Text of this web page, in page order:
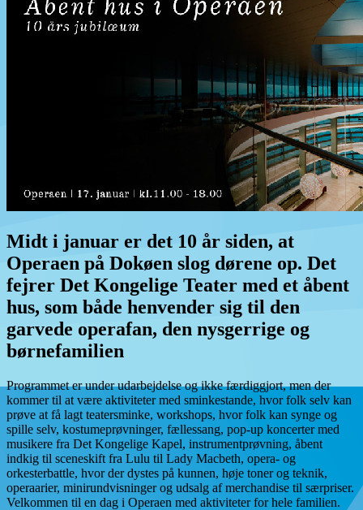
Midt i januar er det 10 år siden, at
Operaen på Dokøen slog dørene op. Det
fejrer Det Kongelige Teater med et åbent
hus, som både henvender sig til den
garvede operafan, den nysgerrige og
børnefamilien
Programmet er under udarbejdelse og ikke færdiggjort, men der
kommer til at være aktiviteter med sminkestande, hvor folk selv kan
prøve at få lagt teatersminke, workshops, hvor folk kan synge og
spille selv, kostumeprøvninger, fællessang, pop-up koncerter med
musikere fra Det Kongelige Kapel, instrumentprøvning, åbent
indkig til sceneskift fra Lulu til Lady Macbeth, opera- og
orkesterbattle, hvor der dystes på kunnen, høje toner og teknik,
operaarier, minirundvisninger og udsalg af merchandise til særpriser.
Velkommen til en dag i Operaen med aktiviteter for hele familien.